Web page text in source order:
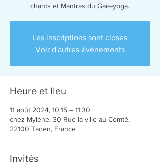
chants et Mantras du Gaia-yoga.
Les inscriptions sont closes
Voir d'autres événements
Heure et lieu
11 août 2024, 10:15 – 11:30
chez Mylène, 30 Rue la ville au Comté,
22100 Taden, France
Invités